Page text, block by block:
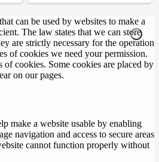
can be used by websites to make a
The law states that we can store
are strictly necessary for the operation
of cookies we need your permission.
of cookies. Some cookies are placed by
on our pages.
make a website usable by enabling
navigation and access to secure areas
cannot function properly without